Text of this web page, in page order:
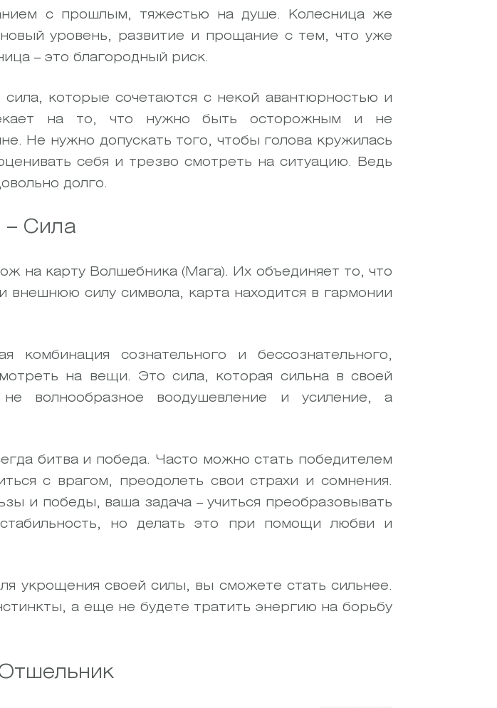
с прошлым, тяжестью на душе. Колесница же
уровень, развитие и прощание с тем, что уже
– это благородный риск.
которые сочетаются с некой авантюрностью и
на то, что нужно быть осторожным и не
Не нужно допускать того, чтобы голова кружилась
себя и трезво смотреть на ситуацию. Ведь
долго.
– Сила
на карту Волшебника (Мага). Их объединяет то, что
силу символа, карта находится в гармонии
комбинация сознательного и бессознательного,
на вещи. Это сила, которая сильна в своей
волнообразное воодушевление и усиление, а
битва и победа. Часто можно стать победителем
с врагом, преодолеть свои страхи и сомнения.
и победы, ваша задача – учиться преобразовывать
но делать это при помощи любви и
укрощения своей силы, вы сможете стать сильнее.
а еще не будете тратить энергию на борьбу